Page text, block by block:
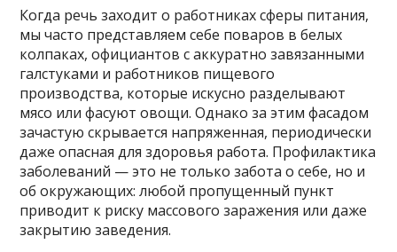
Когда речь заходит о работниках сферы питания,
мы часто представляем себе поваров в белых
колпаках, официантов с аккуратно завязанными
галстуками и работников пищевого
производства, которые искусно разделывают
мясо или фасуют овощи. Однако за этим фасадом
зачастую скрывается напряженная, периодически
даже опасная для здоровья работа. Профилактика
заболеваний — это не только забота о себе, но и
об окружающих: любой пропущенный пункт
приводит к риску массового заражения или даже
закрытию заведения.